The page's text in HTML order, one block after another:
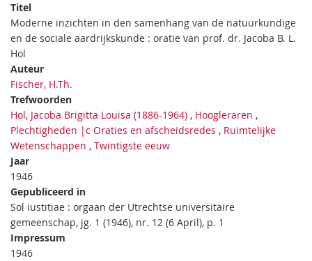
Titel
Moderne inzichten in den samenhang van de natuurkundige
en de sociale aardrijkskunde : oratie van prof. dr. Jacoba B. L.
Hol
Auteur
Fischer, H.Th.
Trefwoorden
Hol, Jacoba Brigitta Louisa (1886-1964) , Hoogleraren ,
Plechtigheden |c Oraties en afscheidsredes , Ruimtelijke
Wetenschappen , Twintigste eeuw
Jaar
1946
Gepubliceerd in
Sol iustitiae : orgaan der Utrechtse universitaire
gemeenschap, jg. 1 (1946), nr. 12 (6 April), p. 1
Impressum
1946